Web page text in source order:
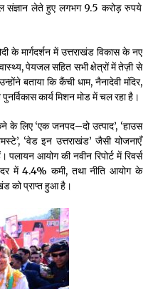
संज्ञान लेते हुए लगभग 9.5 करोड़ रुपये
के मार्गदर्शन में उत्तराखंड विकास के नए
पेयजल सहित सभी क्षेत्रों में तेज़ी से
बताया कि कैंची धाम, नैनादेवी मंदिर,
कार्य मिशन मोड में चल रहा है।
के लिए ‘एक जनपद–दो उत्पाद’, ‘हाउस
‘वेड इन उत्तराखंड’ जैसी योजनाएँ
पलायन आयोग की नवीन रिपोर्ट में रिवर्स
दर में 4.4% कमी, तथा नीति आयोग के
को प्राप्त हुआ है।